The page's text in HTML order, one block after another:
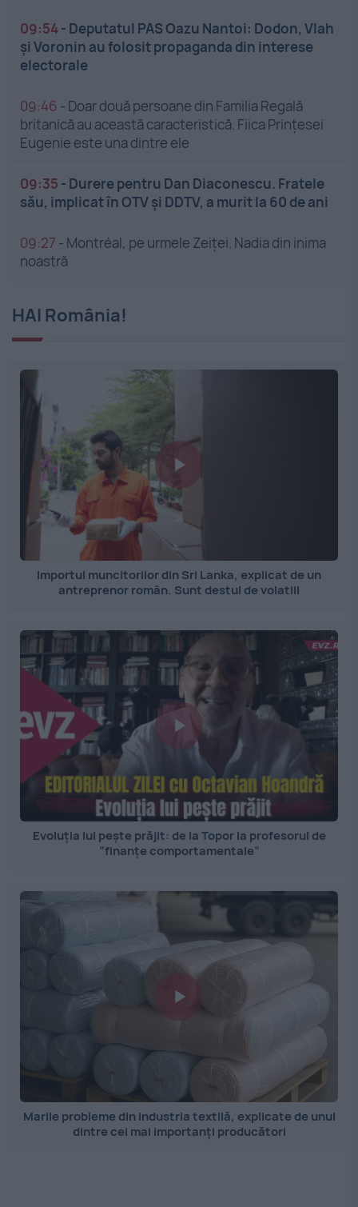
09:54- Deputatul PAS Oazu Nantoi: Dodon, Vlah
și Voronin au folosit propaganda din interese
electorale
09:46 - Doar două persoane din Familia Regală
britanică au această caracteristică. Fiica Prințesei
Eugenie este una dintre ele
09:35 - Durere pentru Dan Diaconescu. Fratele
său, implicat în OTV și DDTV, a murit la 60 de ani
09:27 - Montréal, pe urmele Zeiței. Nadia din inima
noastră
HAI România!
Importul muncitorilor din Sri Lanka, explicat de un
antreprenor român. Sunt destul de volatili
Evoluția lui pește prăjit: de la Topor la profesorul de
”finanțe comportamentale”
Marile probleme din industria textilă, explicate de unul
dintre cei mai importanți producători